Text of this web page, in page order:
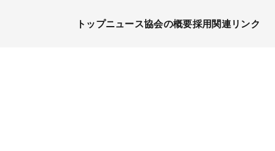
トップニュース協会の概要採用関連リンク